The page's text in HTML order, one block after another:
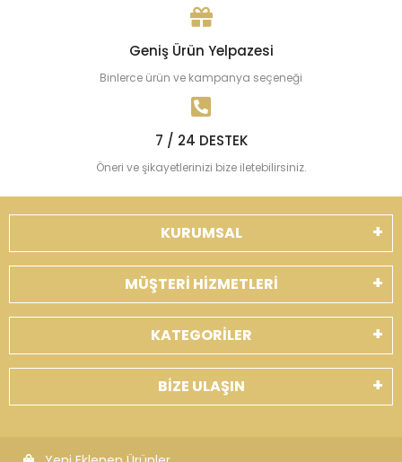
Geniş Ürün Yelpazesi
Binlerce ürün ve kampanya seçeneği
7 / 24 DESTEK
Öneri ve şikayetlerinizi bize iletebilirsiniz.
KURUMSAL
MÜŞTERİ HİZMETLERİ
KATEGORİLER
BİZE ULAŞIN